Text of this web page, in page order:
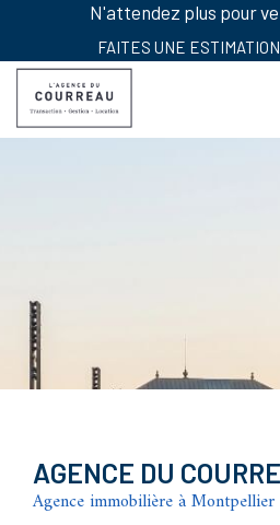
N'attendez plus pour
FAITES UNE
AGENCE DU
Agence immobilière à Montpellier